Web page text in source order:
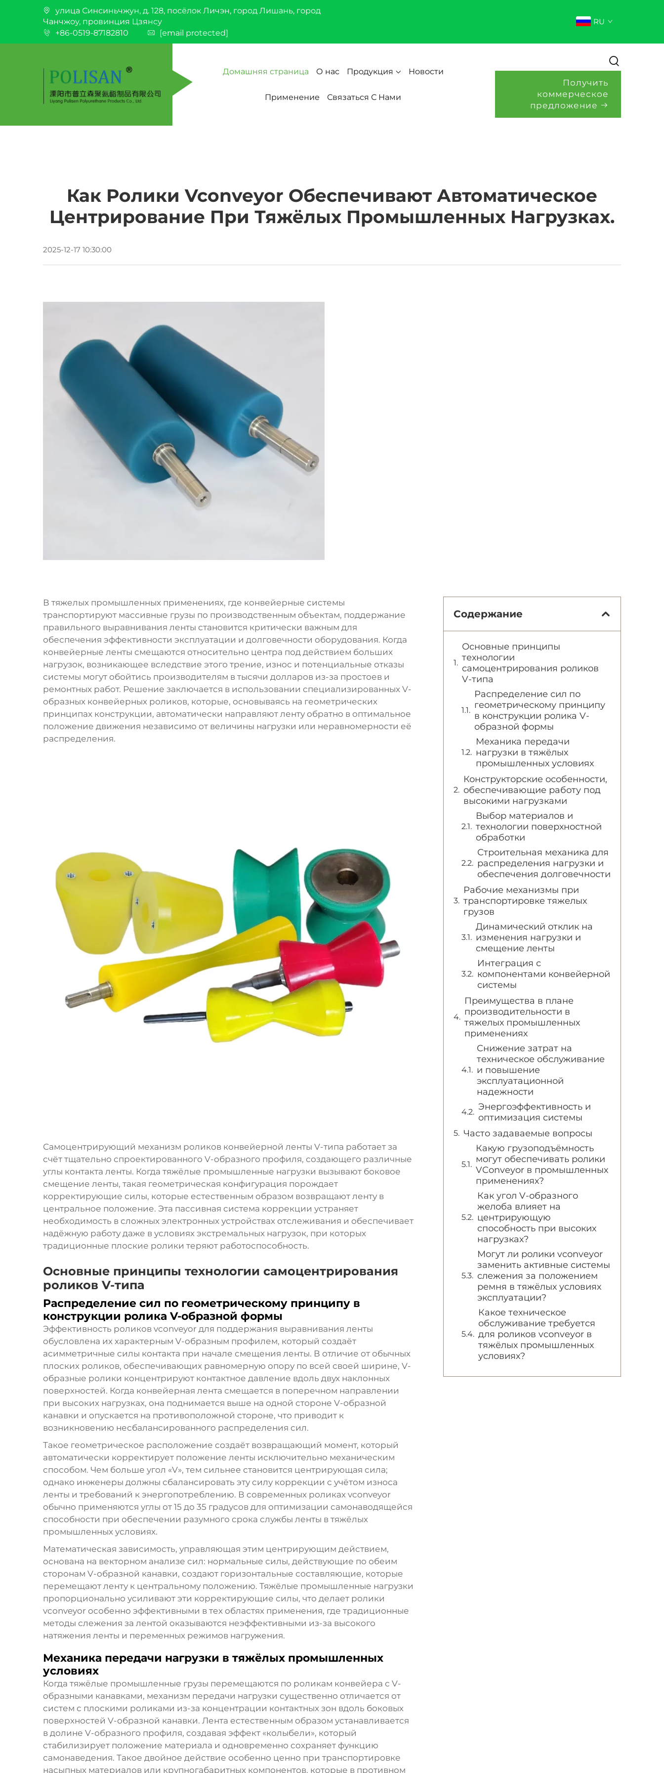
улица Синсиньчжун, д. 128, посёлок Личэн, город Лишань, город
Чанчжоу, провинция Цзянсу
+86-0519-87182810
[email protected]
RU
Домашняя страница О нас Продукция Новости
Применение Связаться С Нами
Получить
коммерческое
предложение
Как Ролики Vconveyor Обеспечивают Автоматическое
Центрирование При Тяжёлых Промышленных Нагрузках.
2025-12-17 10:30:00
В тяжелых промышленных применениях, где конвейерные системы
транспортируют массивные грузы по производственным объектам, поддержание
правильного выравнивания ленты становится критически важным для
обеспечения эффективности эксплуатации и долговечности оборудования. Когда
конвейерные ленты смещаются относительно центра под действием больших
нагрузок, возникающее вследствие этого трение, износ и потенциальные отказы
системы могут обойтись производителям в тысячи долларов из-за простоев и
ремонтных работ. Решение заключается в использовании специализированных V-
образных конвейерных роликов, которые, основываясь на геометрических
принципах конструкции, автоматически направляют ленту обратно в оптимальное
положение движения независимо от величины нагрузки или неравномерности её
распределения.
Самоцентрирующий механизм роликов конвейерной ленты V-типа работает за
счёт тщательно спроектированного V-образного профиля, создающего различные
углы контакта ленты. Когда тяжёлые промышленные нагрузки вызывают боковое
смещение ленты, такая геометрическая конфигурация порождает
корректирующие силы, которые естественным образом возвращают ленту в
центральное положение. Эта пассивная система коррекции устраняет
необходимость в сложных электронных устройствах отслеживания и обеспечивает
надёжную работу даже в условиях экстремальных нагрузок, при которых
традиционные плоские ролики теряют работоспособность.
Основные принципы технологии самоцентрирования
роликов V-типа
Распределение сил по геометрическому принципу в
конструкции ролика V-образной формы
Эффективность роликов vconveyor для поддержания выравнивания ленты
обусловлена их характерным V-образным профилем, который создаёт
асимметричные силы контакта при начале смещения ленты. В отличие от обычных
плоских роликов, обеспечивающих равномерную опору по всей своей ширине, V-
образные ролики концентрируют контактное давление вдоль двух наклонных
поверхностей. Когда конвейерная лента смещается в поперечном направлении
при высоких нагрузках, она поднимается выше на одной стороне V-образной
канавки и опускается на противоположной стороне, что приводит к
возникновению несбалансированного распределения сил.
Такое геометрическое расположение создаёт возвращающий момент, который
автоматически корректирует положение ленты исключительно механическим
способом. Чем больше угол «V», тем сильнее становится центрирующая сила;
однако инженеры должны сбалансировать эту силу коррекции с учётом износа
ленты и требований к энергопотреблению. В современных роликах vconveyor
обычно применяются углы от 15 до 35 градусов для оптимизации самонаводящейся
способности при обеспечении разумного срока службы ленты в тяжёлых
промышленных условиях.
Математическая зависимость, управляющая этим центрирующим действием,
основана на векторном анализе сил: нормальные силы, действующие по обеим
сторонам V-образной канавки, создают горизонтальные составляющие, которые
перемещают ленту к центральному положению. Тяжёлые промышленные нагрузки
пропорционально усиливают эти корректирующие силы, что делает ролики
vconveyor особенно эффективными в тех областях применения, где традиционные
методы слежения за лентой оказываются неэффективными из-за высокого
натяжения ленты и переменных режимов нагружения.
Механика передачи нагрузки в тяжёлых промышленных
условиях
Когда тяжёлые промышленные грузы перемещаются по роликам конвейера с V-
образными канавками, механизм передачи нагрузки существенно отличается от
систем с плоскими роликами из-за концентрации контактных зон вдоль боковых
поверхностей V-образной канавки. Лента естественным образом устанавливается
в долине V-образного профиля, создавая эффект «колыбели», который
стабилизирует положение материала и одновременно сохраняет функцию
самонаведения. Такое двойное действие особенно ценно при транспортировке
насыпных материалов или крупногабаритных компонентов, которые в противном
Содержание
Основные принципы
технологии
самоцентрирования роликов
V-типа
Распределение сил по
геометрическому принципу
в конструкции ролика V-
образной формы
Механика передачи
нагрузки в тяжёлых
промышленных условиях
Конструкторские особенности,
обеспечивающие работу под
высокими нагрузками
Выбор материалов и
технологии поверхностной
обработки
Строительная механика для
распределения нагрузки и
обеспечения долговечности
Рабочие механизмы при
транспортировке тяжелых
грузов
Динамический отклик на
изменения нагрузки и
смещение ленты
Интеграция с
компонентами конвейерной
системы
Преимущества в плане
производительности в
тяжелых промышленных
применениях
Снижение затрат на
техническое обслуживание
и повышение
эксплуатационной
надежности
Энергоэффективность и
оптимизация системы
Часто задаваемые вопросы
Какую грузоподъёмность
могут обеспечивать ролики
VConveyor в промышленных
применениях?
Как угол V-образного
желоба влияет на
центрирующую
способность при высоких
нагрузках?
Могут ли ролики vconveyor
заменить активные системы
слежения за положением
ремня в тяжёлых условиях
эксплуатации?
Какое техническое
обслуживание требуется
для роликов vconveyor в
тяжёлых промышленных
условиях?